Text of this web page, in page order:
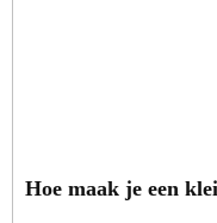
Hoe maak je een